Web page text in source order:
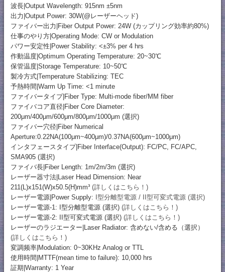
波長|Output Wavelength: 915nm ±5nm
出力|Output Power: 30W(@レーザーヘッド)
ファイバー出力|Fiber Output Power: 24W (カップリング効率約80%)
仕事のやり方|Operating Mode: CW or Modulation
パワー安定性|Power Stability: <±3% per 4 hrs
作動温度|Optimum Operating Temperature: 20~30℃
保管温度|Storage Temperature: 10~50℃
製冷方式|Temperature Stabilizing: TEC
予熱時間|Warm Up Time: <1 minute
ファイバータイプ|Fiber Type: Multi-mode fiber/MM fiber
ファイバコア直径|Fiber Core Diameter:
200μm/400μm/600μm/800μm/1000μm (選択)
ファイバー穴径|Fiber Numerical
Aperture:0.22NA(100μm~400μm)/0.37NA(600μm~1000μm)
インタフェースタイプ|Fiber Interface(Output): FC/PC, FC/APC,
SMA905 (選択)
ファイバ長|Fiber Length: 1m/2m/3m (選択)
レーザー器寸法|Laser Head Dimension: Near
211(L)x151(W)x50.5(H)mm³ (詳しくはこちら！)
レーザー電源|Power Supply: I型分離型電源 / II型可変式電源 (選択)
レーザー電源-1: I型分離型電源 (選択) (詳しくはこちら！)
レーザー電源-2: II型可変式電源 (選択) (詳しくはこちら！)
レーザーのラジエーター|Laser Radiator: 含めない/含める（選択）
(詳しくはこちら！)
変調频率|Modulation: 0~30KHz Analog or TTL
使用時間|MTTF(mean time to failure): 10,000 hrs
証期|Warranty: 1 Year